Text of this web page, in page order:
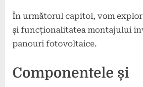
În următorul capitol, vom
și funcționalitatea montajului
panouri fotovoltaice.
Componentele și